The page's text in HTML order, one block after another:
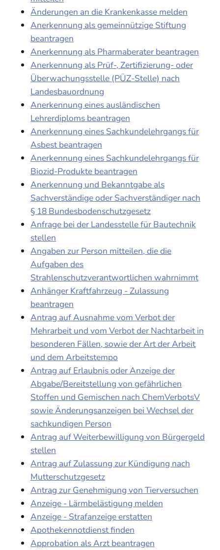
Änderungen an die Krankenkasse melden
Anerkennung als gemeinnützige Stiftung
beantragen
Anerkennung als Pharmaberater beantragen
Anerkennung als Prüf-, Zertifizierung- oder
Überwachungsstelle (PÜZ-Stelle) nach
Landesbauordnung
Anerkennung eines ausländischen
Lehrerdiploms beantragen
Anerkennung eines Sachkundelehrgangs für
Asbest beantragen
Anerkennung eines Sachkundelehrgangs für
Biozid-Produkte beantragen
Anerkennung und Bekanntgabe als
Sachverständige oder Sachverständiger nach
§ 18 Bundesbodenschutzgesetz
Anfrage bei der Landesstelle für Bautechnik
stellen
Angaben zur Person mitteilen, die die
Aufgaben des
Strahlenschutzverantwortlichen wahrnimmt
Anhänger Kraftfahrzeug - Zulassung
beantragen
Antrag auf Ausnahme vom Verbot der
Mehrarbeit und vom Verbot der Nachtarbeit in
besonderen Fällen, sowie der Art der Arbeit
und dem Arbeitstempo
Antrag auf Erlaubnis oder Anzeige der
Abgabe/Bereitstellung von gefährlichen
Stoffen und Gemischen nach ChemVerbotsV
sowie Änderungsanzeigen bei Wechsel der
sachkundigen Person
Antrag auf Weiterbewilligung von Bürgergeld
stellen
Antrag auf Zulassung zur Kündigung nach
Mutterschutzgesetz
Antrag zur Genehmigung von Tierversuchen
Anzeige - Lärmbelästigung melden
Anzeige - Strafanzeige erstatten
Apothekennotdienst finden
Approbation als Arzt beantragen